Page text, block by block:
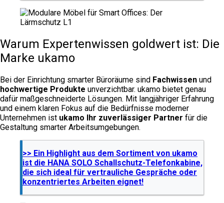
Warum Expertenwissen goldwert ist: Die
Marke ukamo
Bei der Einrichtung smarter Büroräume sind Fachwissen und
hochwertige Produkte unverzichtbar. ukamo bietet genau
dafür maßgeschneiderte Lösungen. Mit langjähriger Erfahrung
und einem klaren Fokus auf die Bedürfnisse moderner
Unternehmen ist ukamo Ihr zuverlässiger Partner für die
Gestaltung smarter Arbeitsumgebungen.
>> Ein Highlight aus dem Sortiment von ukamo
ist die HANA SOLO Schallschutz-Telefonkabine,
die sich ideal für vertrauliche Gespräche oder
konzentriertes Arbeiten eignet!